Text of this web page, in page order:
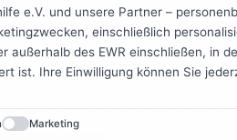
e.V. und unsere Partner –
einschließlich
außerhalb des EWR einschließen, in
ist. Ihre Einwilligung können Sie
Marketing
Magazin
erscheinenden
Projektarbeit und vieles mehr.